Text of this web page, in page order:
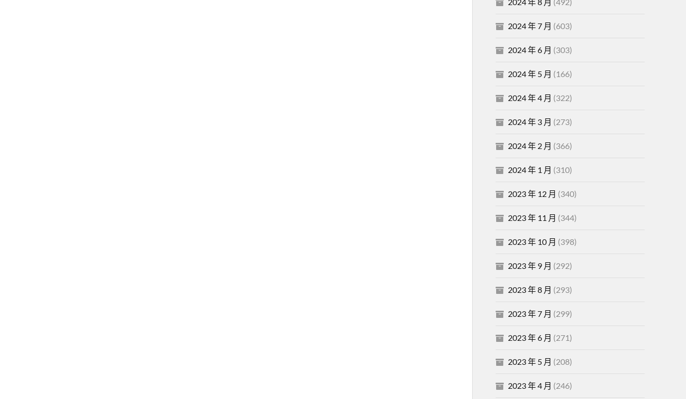
2024 年 7 月 (603)
2024 年 6 月 (303)
2024 年 5 月 (166)
2024 年 4 月 (322)
2024 年 3 月 (273)
2024 年 2 月 (366)
2024 年 1 月 (310)
2023 年 12 月 (340)
2023 年 11 月 (344)
2023 年 10 月 (398)
2023 年 9 月 (292)
2023 年 8 月 (293)
2023 年 7 月 (299)
2023 年 6 月 (271)
2023 年 5 月 (208)
2023 年 4 月 (246)